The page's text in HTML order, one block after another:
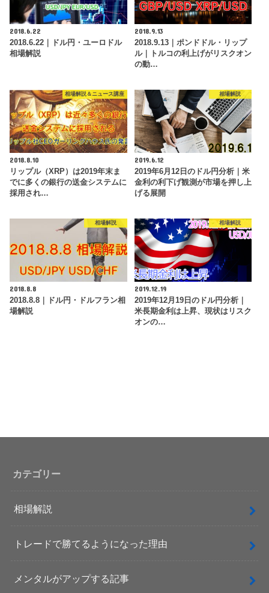
2018.6.22
2018.6.22｜ドル円・ユーロドル
相場解説
2018.9.13
2018.9.13｜ポンドドル・リップ
ル｜トルコの利上げがリスクオン
の動…
相場解説＆ニュース講座
2018.8.10
リップル（XRP）は2019年末ま
でに多くの銀行の送金システムに
採用され…
相場解説
2019.6.12
2019年6月12日のドル円分析｜米
金利の利下げ観測が市場を押し上
げる展開
相場解説
2018.8.8
2018.8.8｜ドル円・ドルフラン相
場解説
相場解説
2019.12.19
2019年12月19日のドル円分析｜
米長期金利は上昇、現状はリスク
オンの…
カテゴリー
相場解説
トレードで勝てるようになった理由
メンタルがアップする記事